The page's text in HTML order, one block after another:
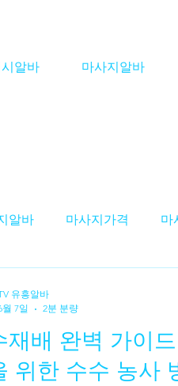
알바 마사지알바
알바 마사지가격 마
바 대전테라피알바
재배 완벽 가이
위한 수수 농사
유흥알바
월 7일
2분 분량